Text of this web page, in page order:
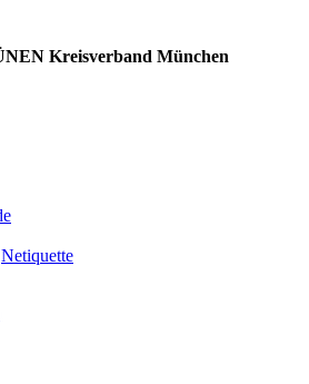
Kreisverband München
Netiquette